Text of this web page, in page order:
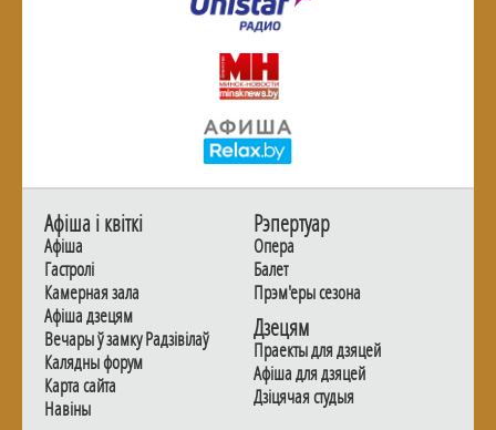
Афiша i квiткi
Афiша
Гастролi
Камерная зала
Афiша дзецям
Вечары ў замку Радзiвiлаў
Калядны форум
Карта сайта
Навiны
Рэпертуар
Опера
Балет
Прэм'еры сезона
Дзецям
Праекты для дзяцей
Афiша для дзяцей
Дзiцячая студыя